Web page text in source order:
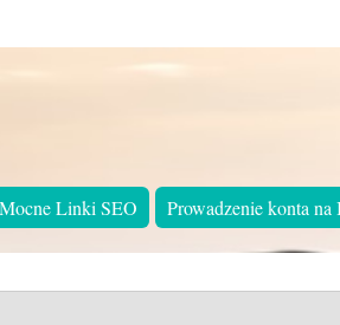
Mocne Linki SEO Prowadzenie konta na